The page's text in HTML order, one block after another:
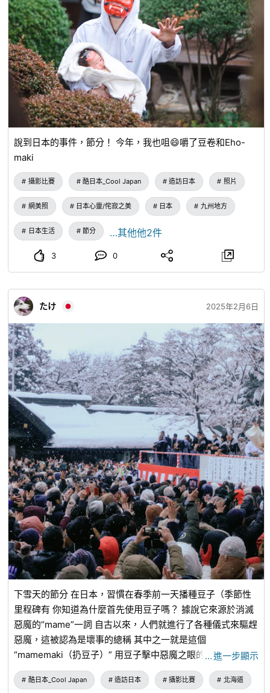
說到日本的事件，節分！ 今年，我也咀😄嚼了豆卷和Eho-
maki
攝影比賽 酷日本_Cool Japan 造訪日本 照片
網美照 日本心靈/侘寂之美 日本 九州地方
日本生活 節分 …其他他2件
3 0
たけ 2025年2月6日
下雪天的節分 在日本，習慣在春季前一天播種豆子（季節性
里程碑有 你知道為什麼首先使用豆子嗎？ 據說它來源於消滅
惡魔的“mame”一詞 自古以來，人們就進行了各種儀式來驅趕
惡魔，這被認為是壞事的總稱 其中之一就是這個
“mamemaki（扔豆子）” 用豆子擊中惡魔之眼的“Mame”，使
其成為“Mame” 乍一看，它看起來像是文字遊戲，但日本一直
認為文字具有精神 因此，這種習俗是日本文化的一部分，是
…進一步顯示
酷日本_Cool Japan 造訪日本 攝影比賽 北海道